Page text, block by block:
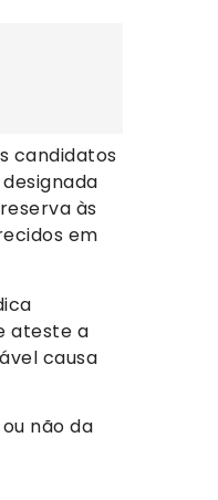
candidatos
às
em
ateste a
causa
não da